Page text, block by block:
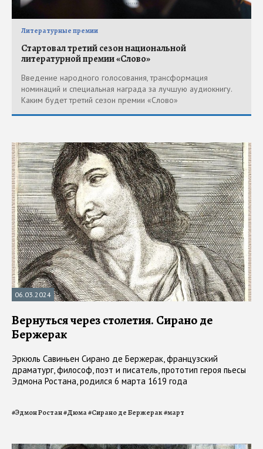
Литературные премии
Стартовал третий сезон национальной
литературной премии «Слово»
Введение народного голосования, трансформация
номинаций и специальная награда за лучшую аудиокнигу.
Каким будет третий сезон премии «Слово»
06.03.2024
Вернуться через столетия. Сирано де
Бержерак
Эркюль Савиньен Сирано де Бержерак, французский
драматург, философ, поэт и писатель, прототип героя пьесы
Эдмона Ростана, родился 6 марта 1619 года
#Эдмон Ростан#Дюма#Сирано де Бержерак#март